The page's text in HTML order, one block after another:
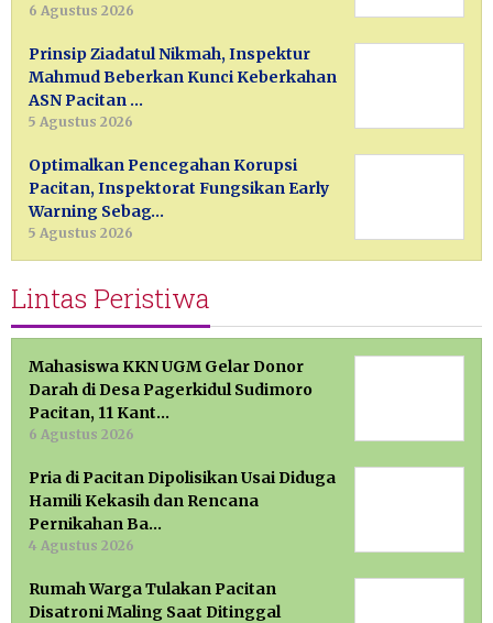
6 Agustus 2026
Prinsip Ziadatul Nikmah, Inspektur
Mahmud Beberkan Kunci Keberkahan
ASN Pacitan …
5 Agustus 2026
Optimalkan Pencegahan Korupsi
Pacitan, Inspektorat Fungsikan Early
Warning Sebag…
5 Agustus 2026
Lintas Peristiwa
Mahasiswa KKN UGM Gelar Donor
Darah di Desa Pagerkidul Sudimoro
Pacitan, 11 Kant…
6 Agustus 2026
Pria di Pacitan Dipolisikan Usai Diduga
Hamili Kekasih dan Rencana
Pernikahan Ba…
4 Agustus 2026
Rumah Warga Tulakan Pacitan
Disatroni Maling Saat Ditinggal